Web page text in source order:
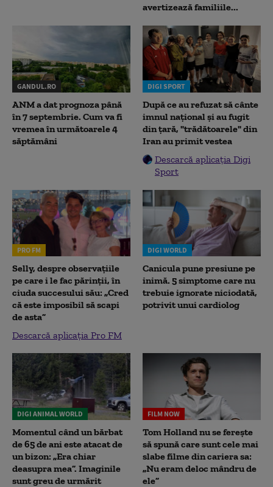
avertizează familiile...
GANDUL.RO
ANM a dat prognoza până
în 7 septembrie. Cum va fi
vremea în următoarele 4
săptămâni
DIGI SPORT
După ce au refuzat să cânte
imnul naţional şi au fugit
din ţară, "trădătoarele" din
Iran au primit vestea
Descarcă aplicația Digi
Sport
PRO FM
Selly, despre observațiile
pe care i le fac părinții, în
ciuda succesului său: „Cred
că este imposibil să scapi
de asta”
Descarcă aplicația Pro FM
DIGI WORLD
Canicula pune presiune pe
inimă. 5 simptome care nu
trebuie ignorate niciodată,
potrivit unui cardiolog
DIGI ANIMAL WORLD
Momentul când un bărbat
de 65 de ani este atacat de
un bizon: „Era chiar
deasupra mea”. Imaginile
sunt greu de urmărit
FILM NOW
Tom Holland nu se ferește
să spună care sunt cele mai
slabe filme din cariera sa:
„Nu eram deloc mândru de
ele”